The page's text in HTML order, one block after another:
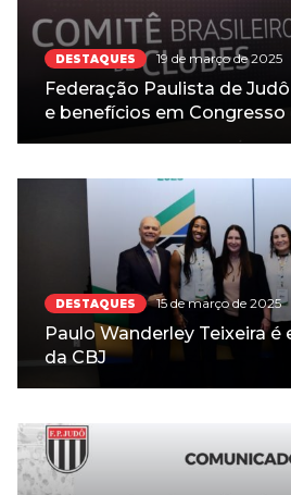
DESTAQUES 19 de março de 2025
Federação Paulista de
e benefícios em Congresso
DESTAQUES 15 de março de 2025
Paulo Wanderley Teixeira
da CBJ